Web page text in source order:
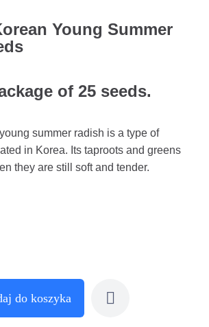
Young Summer
of 25 seeds.
summer radish is a type of
in Korea. Its taproots and greens
they are still soft and tender.
do koszyka